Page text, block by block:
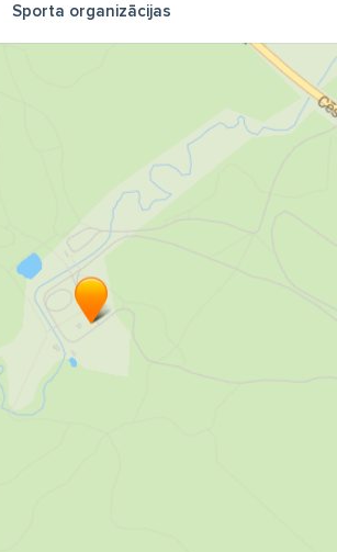
Sporta organizācijas